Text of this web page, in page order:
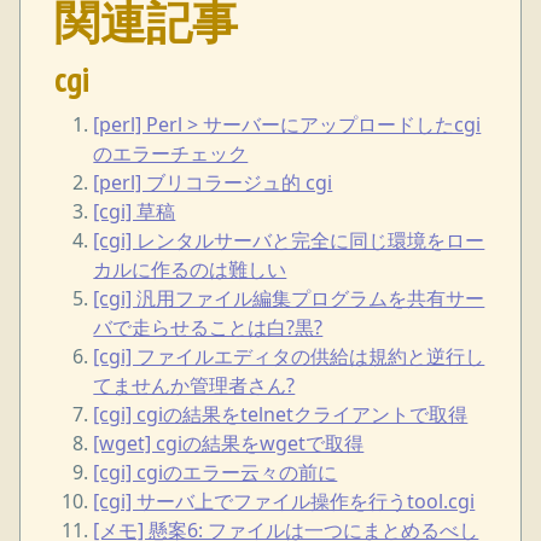
関連記事
cgi
[perl] Perl > サーバーにアップロードしたcgi
のエラーチェック
[perl] ブリコラージュ的 cgi
[cgi] 草稿
[cgi] レンタルサーバと完全に同じ環境をロー
カルに作るのは難しい
[cgi] 汎用ファイル編集プログラムを共有サー
バで走らせることは白?黒?
[cgi] ファイルエディタの供給は規約と逆行し
てませんか管理者さん?
[cgi] cgiの結果をtelnetクライアントで取得
[wget] cgiの結果をwgetで取得
[cgi] cgiのエラー云々の前に
[cgi] サーバ上でファイル操作を行うtool.cgi
[メモ] 懸案6: ファイルは一つにまとめるべし